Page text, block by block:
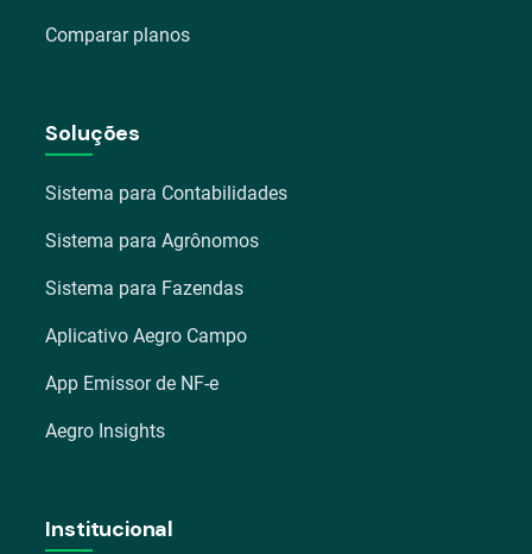
Comparar planos
Soluções
Sistema para Contabilidades
Sistema para Agrônomos
Sistema para Fazendas
Aplicativo Aegro Campo
App Emissor de NF-e
Aegro Insights
Institucional